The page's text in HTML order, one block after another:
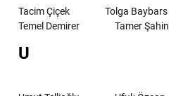
Tacim Çiçek Tolga Baybars
Temel Demirer
Tamer Şahin
U